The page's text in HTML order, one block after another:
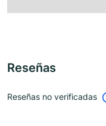
Reseñas
Reseñas no verificadas